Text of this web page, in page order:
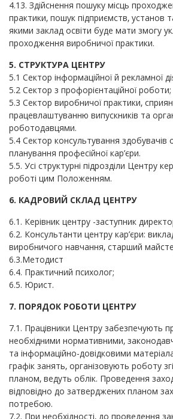
4.13. Здійснення пошуку місць
практики, пошук підприємств, установ
якими заклад освіти буде мати змогу
проходження виробничої практики.
5. СТРУКТУРА ЦЕНТРУ
5.1 Сектор інформаційної й рекламної
5.2 Сектор з профорієнтаційної роботи;
5.3 Сектор виробничої практики,
працевлаштуванню випускників та
роботодавцями.
5.4 Сектор консультування здобувачів
планування професійної кар’єри.
5.5. Усі структурні підрозділи Центру
роботі цим Положенням.
6. КАДРОВИЙ СКЛАД ЦЕНТРУ
6.1. Керівник центру -заступник
6.2. Консультанти центру кар’єри:
виробничого навчання, старший
6.3.Методист
6.4. Практичний психолог;
6.5. Юрист.
7. ПОРЯДОК РОБОТИ ЦЕНТРУ
7.1. Працівники Центру забезпечують
необхідними нормативними,
та інформаційно-довідковими
графік занять, організовують роботу
планом, ведуть облік. Проведення
відповідно до затверджених планом
потребою.
7.2. При необхідності, до проведення